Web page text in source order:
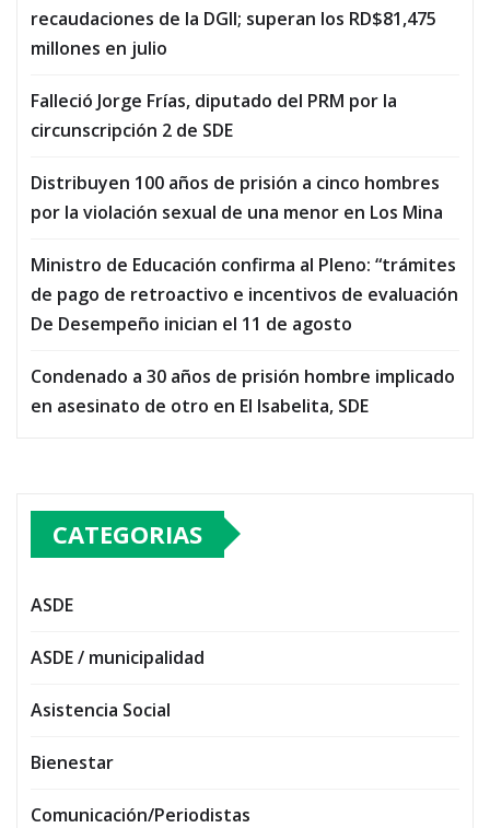
recaudaciones de la DGII; superan los RD$81,475
millones en julio
Falleció Jorge Frías, diputado del PRM por la
circunscripción 2 de SDE
Distribuyen 100 años de prisión a cinco hombres
por la violación sexual de una menor en Los Mina
Ministro de Educación confirma al Pleno: “trámites
de pago de retroactivo e incentivos de evaluación
De Desempeño inician el 11 de agosto
Condenado a 30 años de prisión hombre implicado
en asesinato de otro en El Isabelita, SDE
CATEGORIAS
ASDE
ASDE / municipalidad
Asistencia Social
Bienestar
Comunicación/Periodistas